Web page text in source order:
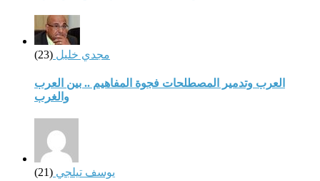
مجدي خليل (23)
العرب وتدمير المصطلحات فجوة المفاهيم .. بين العرب
والغرب
يوسف تيلجي (21)